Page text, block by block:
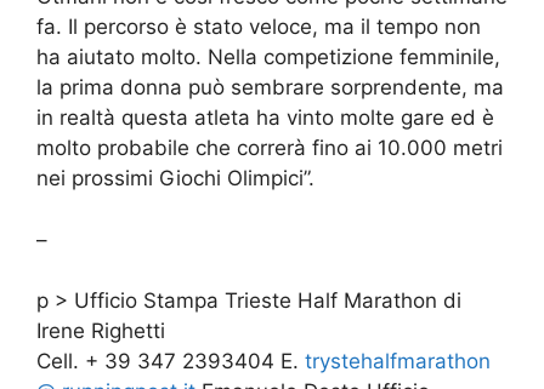
fa. Il percorso è stato veloce, ma il tempo non
ha aiutato molto. Nella competizione femminile,
la prima donna può sembrare sorprendente, ma
in realtà questa atleta ha vinto molte gare ed è
molto probabile che correrà fino ai 10.000 metri
nei prossimi Giochi Olimpici”.
–
p > Ufficio Stampa Trieste Half Marathon di
Irene Righetti
Cell. + 39 347 2393404 E. trystehalfmarathon